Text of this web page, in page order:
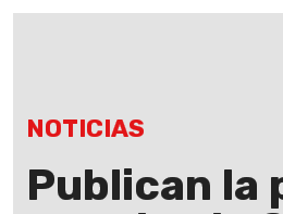
NOTICIAS
Publican la